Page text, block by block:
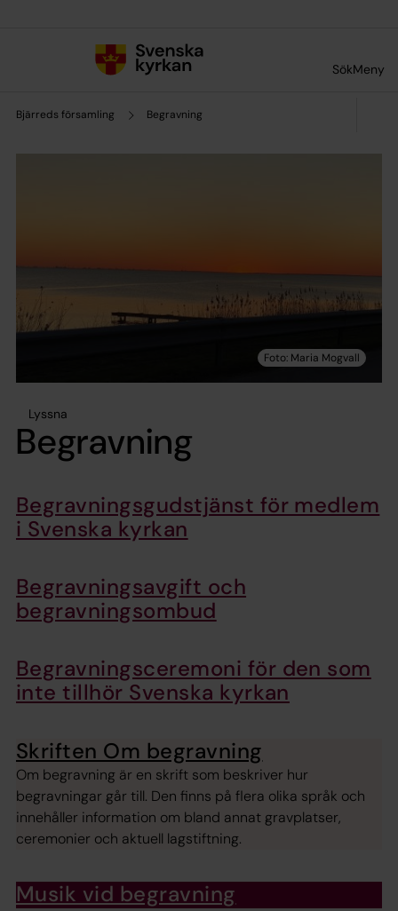
SökMeny
Bjärreds församling Begravning
Lyssna
Begravning
Begravningsgudstjänst för medlem
i Svenska kyrkan
Begravningsavgift och
begravningsombud
Begravningsceremoni för den som
inte tillhör Svenska kyrkan
Skriften Om begravning
Om begravning är en skrift som beskriver hur
begravningar går till. Den finns på flera olika språk och
innehåller information om bland annat gravplatser,
ceremonier och aktuell lagstiftning.
Musik vid begravning